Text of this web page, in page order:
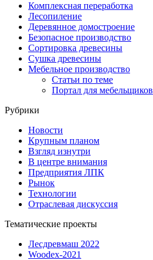
Комплексная переработка
Лесопиление
Деревянное домостроение
Безопасное производство
Сортировка древесины
Сушка древесины
Мебельное производство
Статьи по теме
Портал для мебельщиков
Рубрики
Новости
Крупным планом
Взгляд изнутри
В центре внимания
Предприятия ЛПК
Рынок
Технологии
Отраслевая дискуссия
Тематические проекты
Лесдревмаш 2022
Woodex-2021